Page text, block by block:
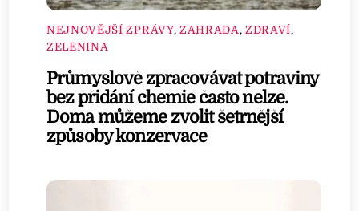
NEJNOVĚJŠÍ ZPRÁVY, ZAHRADA, ZDRAVÍ,
ZELENINA
Průmyslově zpracovávat potraviny
bez přidání chemie často nelze.
Doma můžeme zvolit šetrnější
způsoby konzervace